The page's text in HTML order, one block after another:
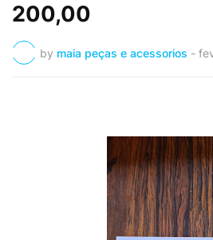
200,00
by maia peças e acessorios -